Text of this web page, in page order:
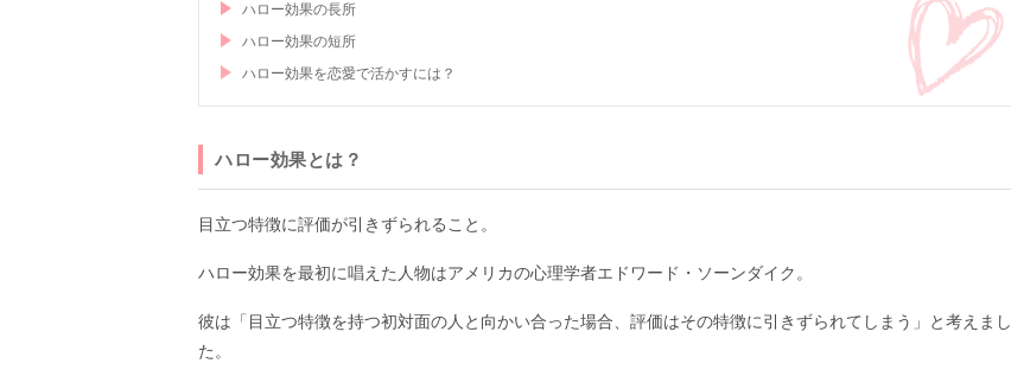
ハロー効果の長所
ハロー効果の短所
ハロー効果を恋愛で活かすには？
ハロー効果とは？
目立つ特徴に評価が引きずられること。
ハロー効果を最初に唱えた人物はアメリカの心理学者エドワード・ソーンダイク。
彼は「目立つ特徴を持つ初対面の人と向かい合った場合、評価はその特徴に引きずられてしまう」と考えまし
た。